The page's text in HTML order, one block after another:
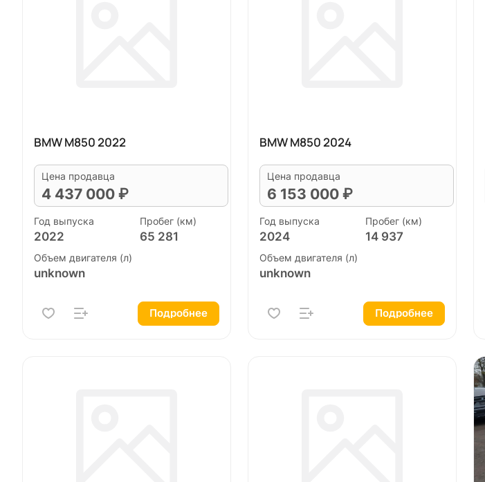
BMW M850 2022
Цена продавца
4 437 000 ₽
Год выпуска
2022
Пробег (км)
65 281
Объем двигателя (л)
unknown
Подробнее
BMW M850 2024
Цена продавца
6 153 000 ₽
Год выпуска
2024
Пробег (км)
14 937
Объем двигателя (л)
unknown
Подробнее